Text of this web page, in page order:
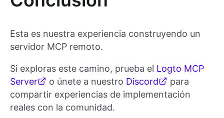
Esta es nuestra experiencia construyendo un
servidor MCP remoto.
Si exploras este camino, prueba el Logto MCP
Server
o únete a nuestro Discord
para
compartir experiencias de implementación
reales con la comunidad.